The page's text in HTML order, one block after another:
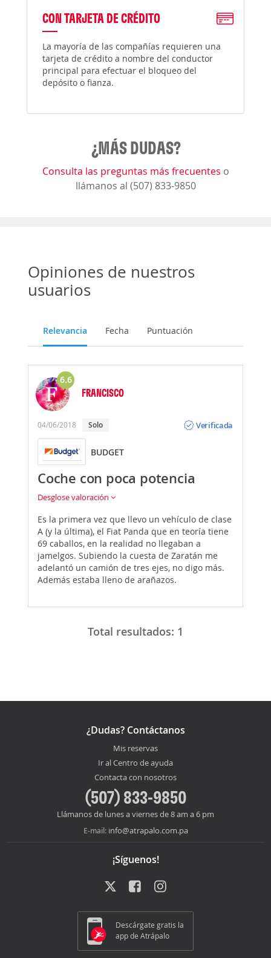
CON TARJETA DE CRÉDITO
La mayoría de las compañías requieren una
tarjeta de crédito a nombre del conductor
principal para efectuar el bloqueo del
depósito o fianza.
¿MÁS DUDAS?
Consulta las preguntas más frecuentes o
llámanos al (507) 833-9850
Opiniones de nuestros
usuarios
Relevancia Fecha Puntuación
6.6
FRANCISCO
04/06/2018 Solo
Verificada
BUDGET
Coche con poca potencia
Desglose valoración
Es la primera vez que llevo un vehículo de clase
A (y la última), el Fiat Panda que en teoría tiene
69 caballos, en la realidad no llegaban a
jamelgos. Subiendo la cuesta de Zaratán me
adelantó un camión de tres ejes, no digo más.
Además estaba lleno de arañazos.
Total resultados: 1
¿Dudas? Contáctanos
Mis reservas
Ir al Centro de ayuda
Contacta con nosotros
(507) 833-9850
Llámanos de lunes a viernes de 8 am a 6 pm
E-mail: info@atrapalo.com.pa
¡Síguenos!
Descárgate gratis la
app de Atrápalo